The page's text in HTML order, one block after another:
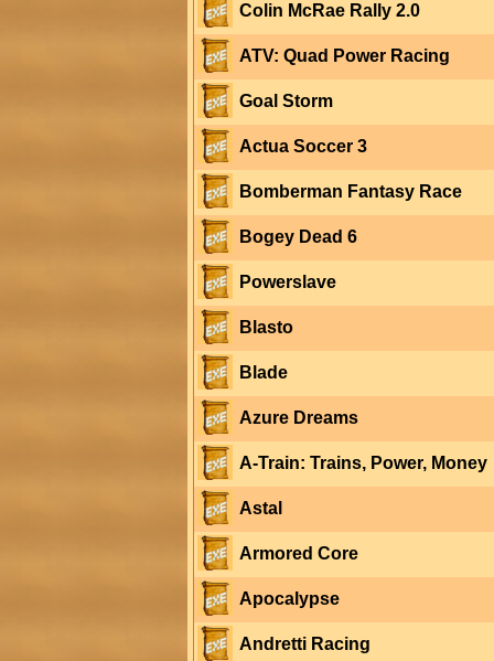
Colin McRae Rally 2.0
ATV: Quad Power Racing
Goal Storm
Actua Soccer 3
Bomberman Fantasy Race
Bogey Dead 6
Powerslave
Blasto
Blade
Azure Dreams
A-Train: Trains, Power, Money
Astal
Armored Core
Apocalypse
Andretti Racing